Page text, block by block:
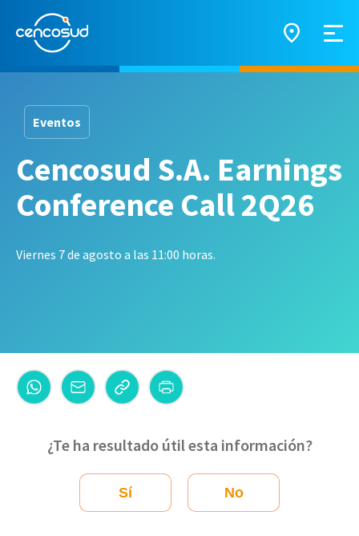
Eventos
Cencosud S.A. Earnings
Conference Call 2Q26
Viernes 7 de agosto a las 11:00 horas.
¿Te ha resultado útil esta información?
Sí No